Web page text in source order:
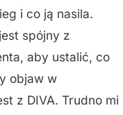
i co ją nasila.
spójny z
aby ustalić, co
objaw w
z DIVA. Trudno mi